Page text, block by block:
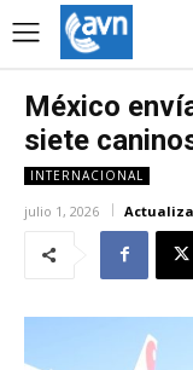
México
siete
INTERNACIONAL
julio 1, 2026